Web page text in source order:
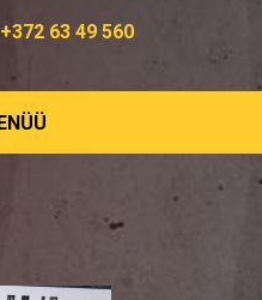
+372 63 49 560